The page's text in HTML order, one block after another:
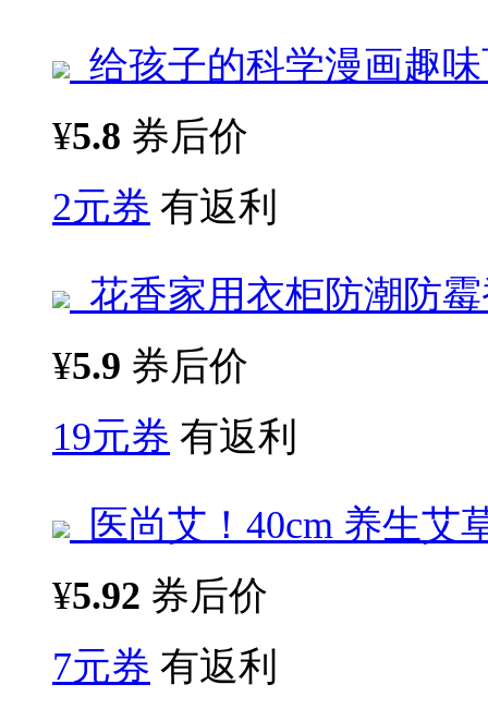
给孩子的科学漫画趣
¥5.8 券后价
2元券 有返利
花香家用衣柜防潮防
¥5.9 券后价
19元券 有返利
医尚艾！40cm 养生艾
¥5.92 券后价
7元券 有返利